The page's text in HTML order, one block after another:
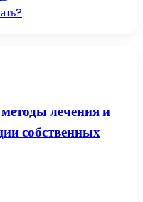
лечения и
собственных